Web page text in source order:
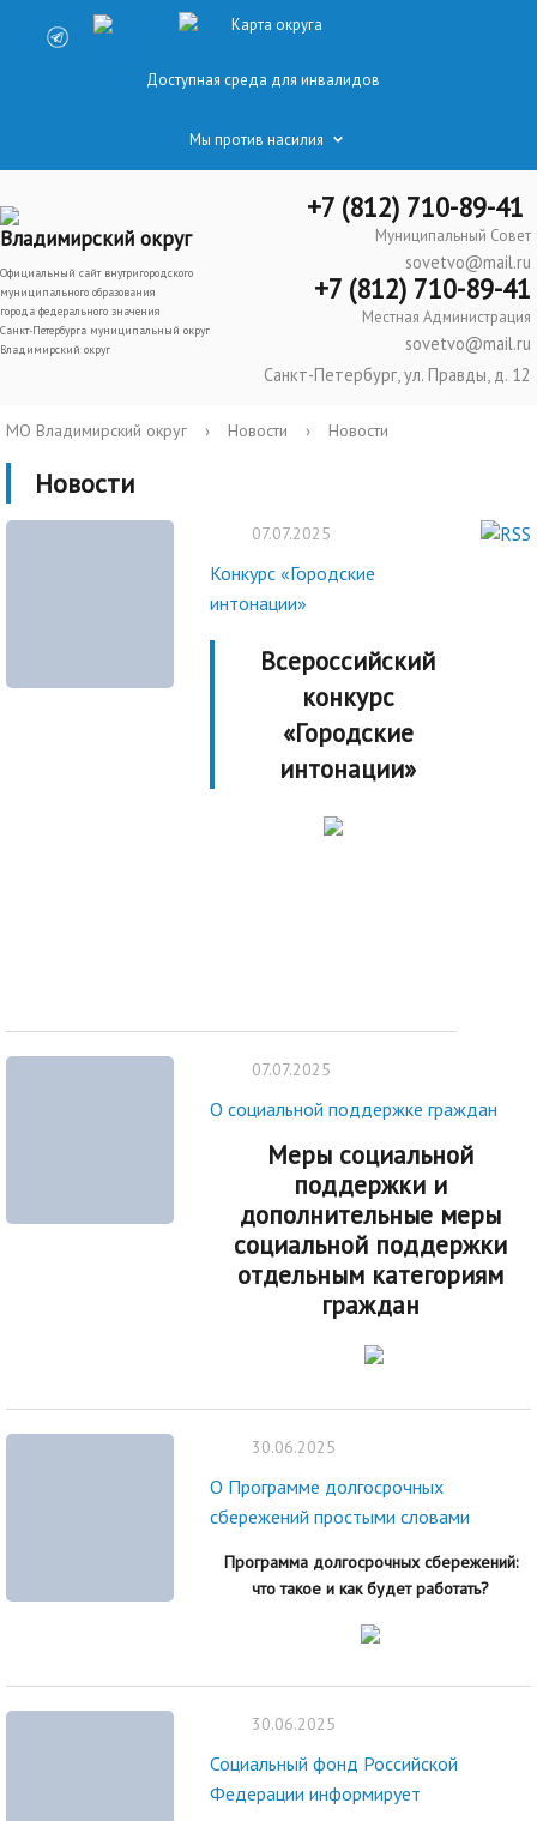
Карта округа
Доступная среда для инвалидов
Мы против насилия
Владимирский округ
Официальный сайт внутригородского
муниципального образования
города федерального значения
Санкт-Петербурга муниципальный округ
Владимирский округ
+7 (812) 710-89-41
Муниципальный Совет
sovetvo@mail.ru
+7 (812) 710-89-41
Местная Администрация
sovetvo@mail.ru
Санкт-Петербург, ул. Правды, д. 12
МО Владимирский округ › Новости › Новости
Новости
07.07.2025
Конкурс «Городские
интонации»
Всероссийский
конкурс
«Городские
интонации»
07.07.2025
О социальной поддержке граждан
Меры социальной
поддержки и
дополнительные меры
социальной поддержки
отдельным категориям
граждан
30.06.2025
О Программе долгосрочных
сбережений простыми словами
Программа долгосрочных сбережений:
что такое и как будет работать?
30.06.2025
Социальный фонд Российской
Федерации информирует